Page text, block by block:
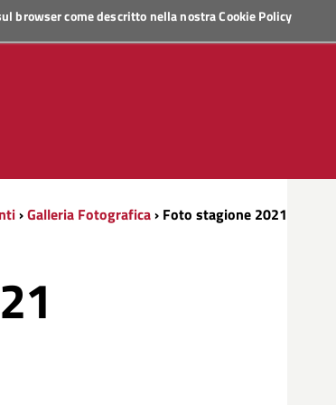
browser come descritto nella nostraCookie Policy
›Galleria Fotografica› Foto stagione 2021